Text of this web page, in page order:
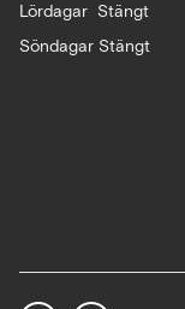
Lördagar Stängt
Söndagar Stängt